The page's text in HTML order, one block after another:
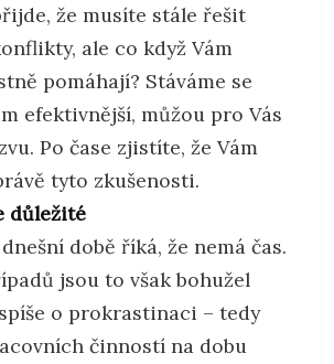
že musíte stále řešit
ale co když Vám
pomáhají? Stáváme se
efektivnější, můžou pro Vás
Po čase zjistíte, že Vám
tyto zkušenosti.
důležité
době říká, že nemá čas.
jsou to však bohužel
o prokrastinaci – tedy
činností na dobu